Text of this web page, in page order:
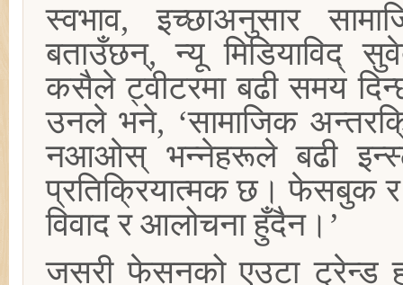
स्वभाव, इच्छाअनुसार
बताउँछन्, न्यू मिडियाविद्
कसैले ट्वीटरमा बढी समय
उनले भने, ‘सामाजिक
नआओस् भन्नेहरूले बढी
प्रतिक्रियात्मक छ। फेसबुक र
विवाद र आलोचना हुँदैन।’
जसरी फेसनको एउटा ट्रेन्ड